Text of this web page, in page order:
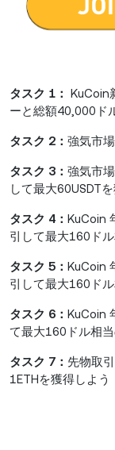
タスク 1： KuCoin
ーと総額40,000ド
タスク 2： 強気市
タスク 3： 強気市
して最大60USDT
タスク 4： KuCoin
引して最大160ド
タスク 5： KuCoin
引して最大160ド
タスク 6： KuCoin
て最大160ドル相
タスク 7： 先物取
1ETHを獲得しよう